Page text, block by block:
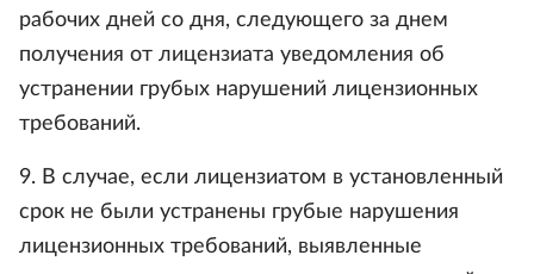
рабочих дней со дня, следующего за днем
получения от лицензиата уведомления об
устранении грубых нарушений лицензионных
требований.
9. В случае, если лицензиатом в установленный
срок не были устранены грубые нарушения
лицензионных требований, выявленные